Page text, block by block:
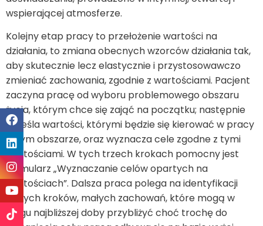
wspierającej atmosferze.
Kolejny etap pracy to przełożenie wartości na
działania, to zmiana obecnych wzorców działania tak,
aby skutecznie lecz elastycznie i przystosowawczo
zmieniać zachowania, zgodnie z wartościami. Pacjent
zaczyna pracę od wyboru problemowego obszaru
życia, którym chce się zająć na początku; następnie
określa wartości, którymi będzie się kierować w pracy
w tym obszarze, oraz wyznacza cele zgodne z tymi
wartościami. W tych trzech krokach pomocny jest
formularz „Wyznaczanie celów opartych na
wartościach”. Dalsza praca polega na identyfikacji
małych kroków, małych zachowań, które mogą w
ciągu najbliższej doby przybliżyć choć trochę do